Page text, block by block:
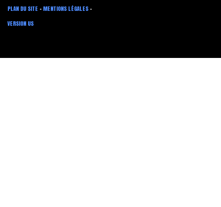
PLAN DU SITE - MENTIONS LÉGALES -
VERSION US